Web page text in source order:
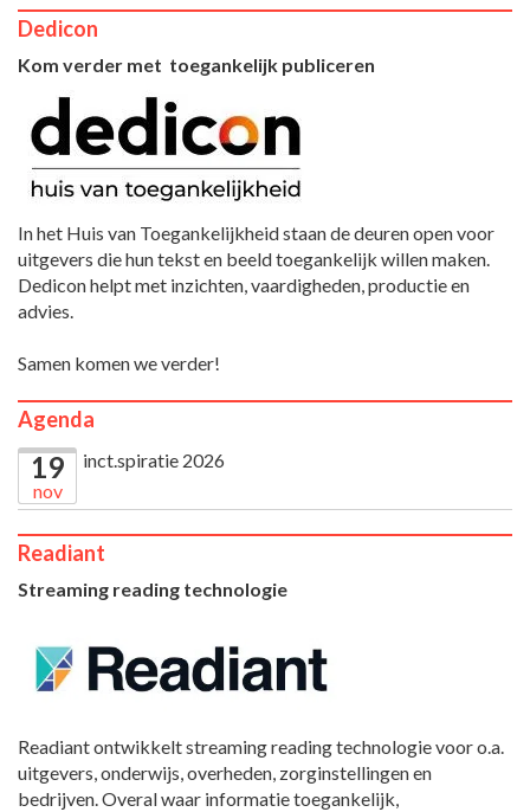
Dedicon
Kom verder met toegankelijk publiceren
In het Huis van Toegankelijkheid staan de deuren open voor
uitgevers die hun tekst en beeld toegankelijk willen maken.
Dedicon helpt met inzichten, vaardigheden, productie en
advies.
Samen komen we verder!
Agenda
19
nov
inct.spiratie 2026
Readiant
Streaming reading technologie
Readiant ontwikkelt streaming reading technologie voor o.a.
uitgevers, onderwijs, overheden, zorginstellingen en
bedrijven. Overal waar informatie toegankelijk,